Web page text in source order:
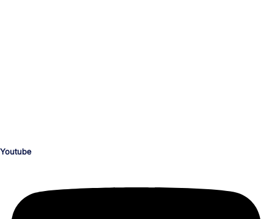
Youtube